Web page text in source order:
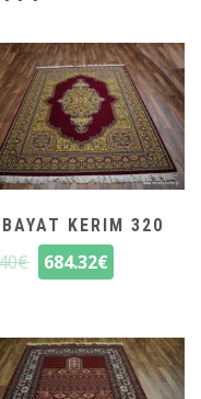
KERIM 320
€ 684.32€